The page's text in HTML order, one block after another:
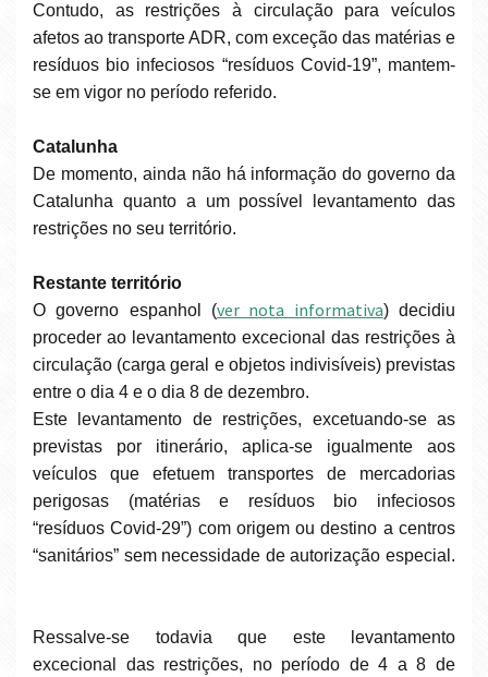
Contudo, as restrições à circulação para veículos
afetos ao transporte ADR, com exceção das matérias e
resíduos bio infeciosos “resíduos Covid-19”, mantem-
se em vigor no período referido.
Catalunha
De momento, ainda não há informação do governo da
Catalunha quanto a um possível levantamento das
restrições no seu território.
Restante território
O governo espanhol (ver nota informativa) decidiu
proceder ao levantamento excecional das restrições à
circulação (carga geral e objetos indivisíveis) previstas
entre o dia 4 e o dia 8 de dezembro.
Este levantamento de restrições, excetuando-se as
previstas por itinerário, aplica-se igualmente aos
veículos que efetuem transportes de mercadorias
perigosas (matérias e resíduos bio infeciosos
“resíduos Covid-29”) com origem ou destino a centros
“sanitários” sem necessidade de autorização especial.
Ressalve-se todavia que este levantamento
excecional das restrições, no período de 4 a 8 de